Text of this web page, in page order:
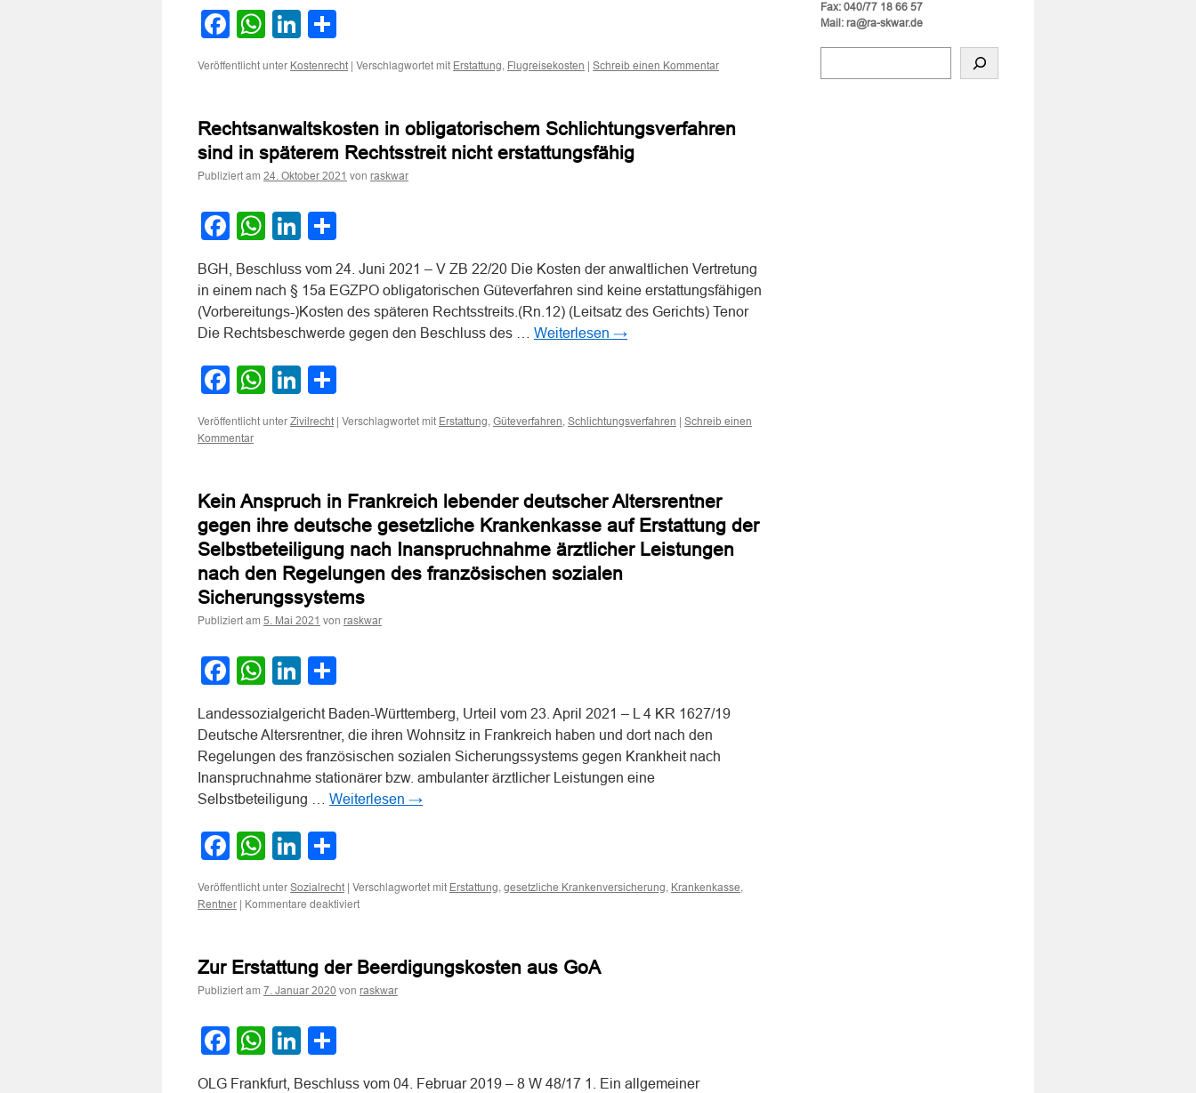
Facebook
WhatsApp
LinkedIn
Veröffentlicht unter Kostenrecht | Verschlagwortet mit Erstattung, Flugreisekosten | Schreib einen Kommentar
Rechtsanwaltskosten in obligatorischem Schlichtungsverfahren
sind in späterem Rechtsstreit nicht erstattungsfähig
Publiziert am 24. Oktober 2021 von raskwar
Facebook
WhatsApp
LinkedIn
BGH, Beschluss vom 24. Juni 2021 – V ZB 22/20 Die Kosten der anwaltlichen Vertretung
in einem nach § 15a EGZPO obligatorischen Güteverfahren sind keine erstattungsfähigen
(Vorbereitungs-)Kosten des späteren Rechtsstreits.(Rn.12) (Leitsatz des Gerichts) Tenor
Die Rechtsbeschwerde gegen den Beschluss des … Weiterlesen →
Facebook
WhatsApp
LinkedIn
Veröffentlicht unter Zivilrecht | Verschlagwortet mit Erstattung, Güteverfahren, Schlichtungsverfahren | Schreib einen
Kommentar
Kein Anspruch in Frankreich lebender deutscher Altersrentner
gegen ihre deutsche gesetzliche Krankenkasse auf Erstattung der
Selbstbeteiligung nach Inanspruchnahme ärztlicher Leistungen
nach den Regelungen des französischen sozialen
Sicherungssystems
Publiziert am 5. Mai 2021 von raskwar
Facebook
WhatsApp
LinkedIn
Landessozialgericht Baden-Württemberg, Urteil vom 23. April 2021 – L 4 KR 1627/19
Deutsche Altersrentner, die ihren Wohnsitz in Frankreich haben und dort nach den
Regelungen des französischen sozialen Sicherungssystems gegen Krankheit nach
Inanspruchnahme stationärer bzw. ambulanter ärztlicher Leistungen eine
Selbstbeteiligung … Weiterlesen →
Facebook
WhatsApp
LinkedIn
Veröffentlicht unter Sozialrecht | Verschlagwortet mit Erstattung, gesetzliche Krankenversicherung, Krankenkasse,
Rentner | Kommentare deaktiviertfür
Frankreich
deutscher
gesetzliche
Zur Erstattung der Beerdigungskosten aus GoA
Publiziert am 7. Januar 2020 von raskwar
Facebook
WhatsApp
LinkedIn
OLG Frankfurt, Beschluss vom 04. Februar 2019 – 8 W 48/17 1. Ein allgemeiner
Fax: 040/77 18 66 57
Mail: ra@ra-skwar.de